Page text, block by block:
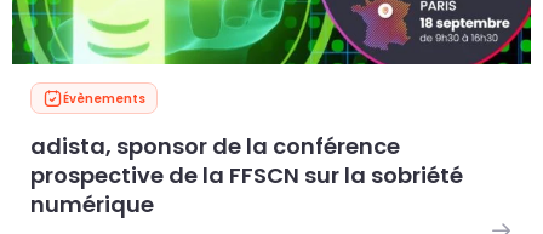
Évènements
adista, sponsor de la conférence
prospective de la FFSCN sur la sobriété
numérique